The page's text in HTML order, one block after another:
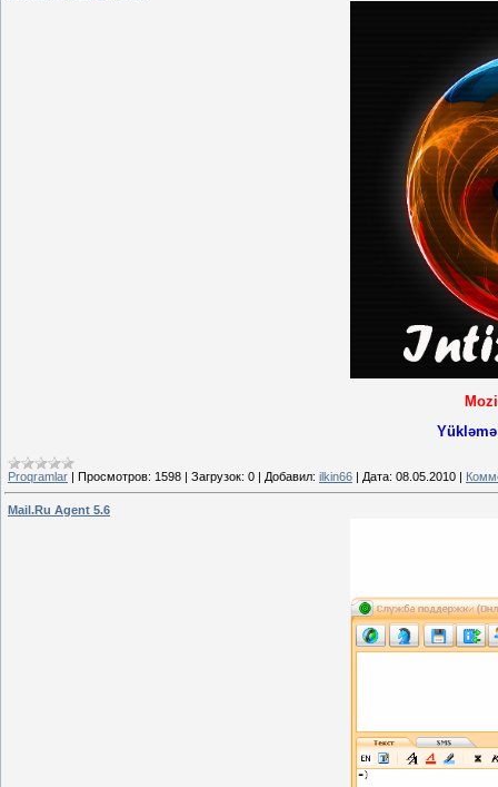
Proqramlar | Просмотров: 1598 | Загрузок: 0 | Добавил: ilkin66 | Дата: 08.05.2010 |
Mail.Ru Agent 5.6